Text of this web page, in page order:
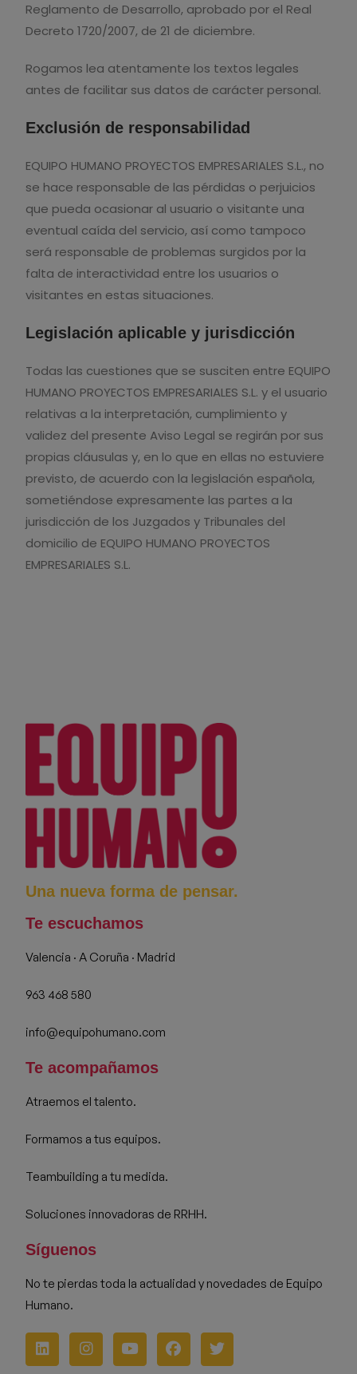
Reglamento de Desarrollo, aprobado por el Real
Decreto 1720/2007, de 21 de diciembre.
Rogamos lea atentamente los textos legales
antes de facilitar sus datos de carácter personal.
Exclusión de responsabilidad
EQUIPO HUMANO PROYECTOS EMPRESARIALES S.L., no
se hace responsable de las pérdidas o perjuicios
que pueda ocasionar al usuario o visitante una
eventual caída del servicio, así como tampoco
será responsable de problemas surgidos por la
falta de interactividad entre los usuarios o
visitantes en estas situaciones.
Legislación aplicable y jurisdicción
Todas las cuestiones que se susciten entre EQUIPO
HUMANO PROYECTOS EMPRESARIALES S.L. y el usuario
relativas a la interpretación, cumplimiento y
validez del presente Aviso Legal se regirán por sus
propias cláusulas y, en lo que en ellas no estuviere
previsto, de acuerdo con la legislación española,
sometiéndose expresamente las partes a la
jurisdicción de los Juzgados y Tribunales del
domicilio de EQUIPO HUMANO PROYECTOS
EMPRESARIALES S.L.
Una nueva forma de pensar.
Te escuchamos
Valencia · A Coruña · Madrid
963 468 580
info@equipohumano.com
Te acompañamos
Atraemos el talento.
Formamos a tus equipos.
Teambuilding a tu medida.
Soluciones innovadoras de RRHH.
Síguenos
No te pierdas toda la actualidad y novedades de Equipo
Humano.